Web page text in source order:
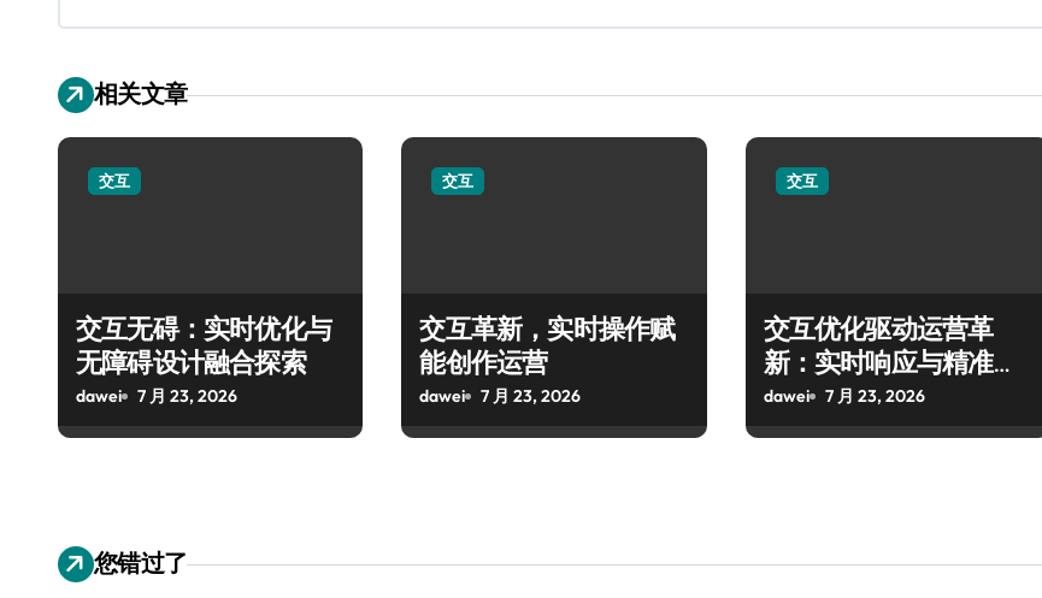
相关文章
交互
交互无碍：实时优化与
无障碍设计融合探索
dawei 7 月 23, 2026
交互
交互革新，实时操作赋
能创作运营
dawei 7 月 23, 2026
交互
交互优化驱动运营革
新：实时响应与精准操
作飞跃
dawei 7 月 23, 2026
您错过了